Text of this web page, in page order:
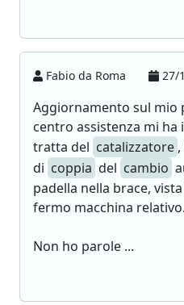
Fabio da Roma 27/
Aggiornamento sul mio
centro assistenza mi
tratta del catalizzatore
di coppia del cambio
padella nella brace,
fermo macchina relativo.
Non ho parole ...